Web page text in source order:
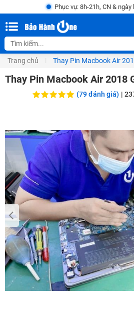
Phục vụ: 8h-21h, CN &
Trang chủ Thay Pin Macbook Air
Thay Pin Macbook Air 2018
(79 đánh giá) |